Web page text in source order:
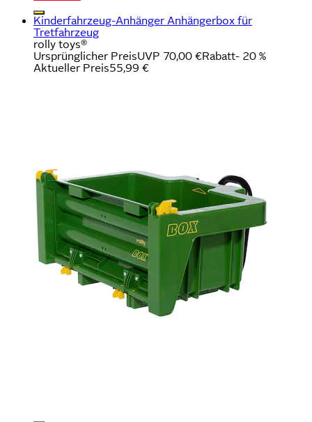
Kinderfahrzeug-Anhänger Anhängerbox für
Tretfahrzeug
rolly toys®
Ursprünglicher PreisUVP 70,00 €Rabatt- 20 %
Aktueller Preis55,99 €